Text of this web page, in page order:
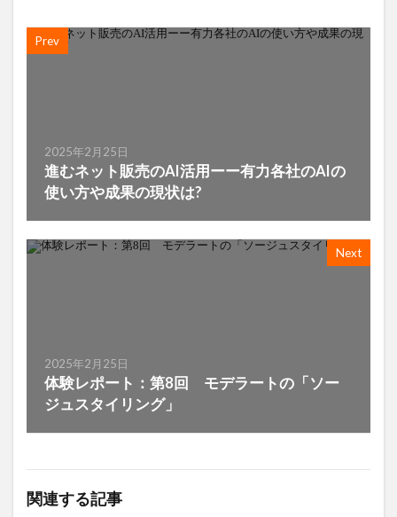
Prev
2025年2月25日
進むネット販売のAI活用ーー有力各社のAIの
使い方や成果の現状は?
Next
2025年2月25日
体験レポート：第8回 モデラートの「ソー
ジュスタイリング」
関連する記事